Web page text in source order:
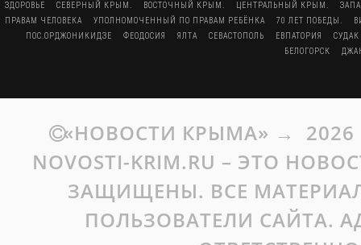
ЗДОРОВЬЕ
СЕВЕРНЫЙ КРЫМ. ВОСТОЧНЫЙ КРЫМ. ЦЕНТРАЛЬНЫЙ КРЫМ.
ПРАВАМ ЧЕЛОВЕКА
УПОЛНОМОЧЕННЫЙ ПО ПРАВАМ РЕБЁНКА 70 ЛЕТ ПОБЕДЫ.
ПОС.ОРДЖОНИКИДЗЕ
ФЕОДОСИЯ ЯЛТА СЕВАСТОПОЛЬ ЕВПАТОРИЯ
СУДАК
БЕЛОГОРСК
«НОВОСТИ КРЫМА» → 2026
NOVOSTI-KRIM.RU – ЭТО
ЗАЩИЩЕНЫ. ВСЕ
ПОЛЬЗОВАТЕЛИ САЙТА.